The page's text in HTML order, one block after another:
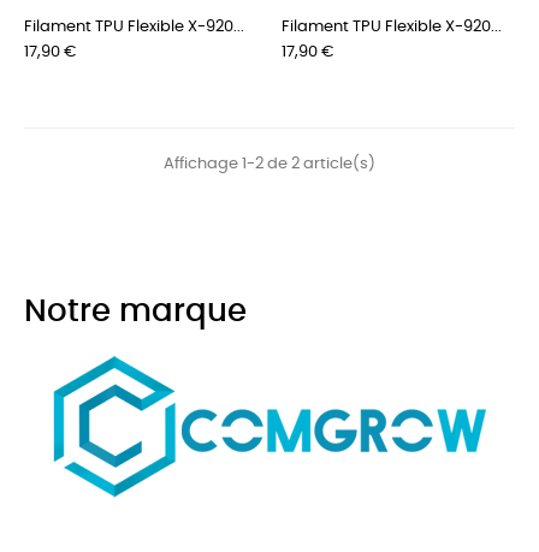
Filament TPU Flexible X-920...
Prix
17,90 €
Filament TPU Flexible X-920...
Prix
17,90 €
Affichage 1-2 de 2 article(s)
Notre marque